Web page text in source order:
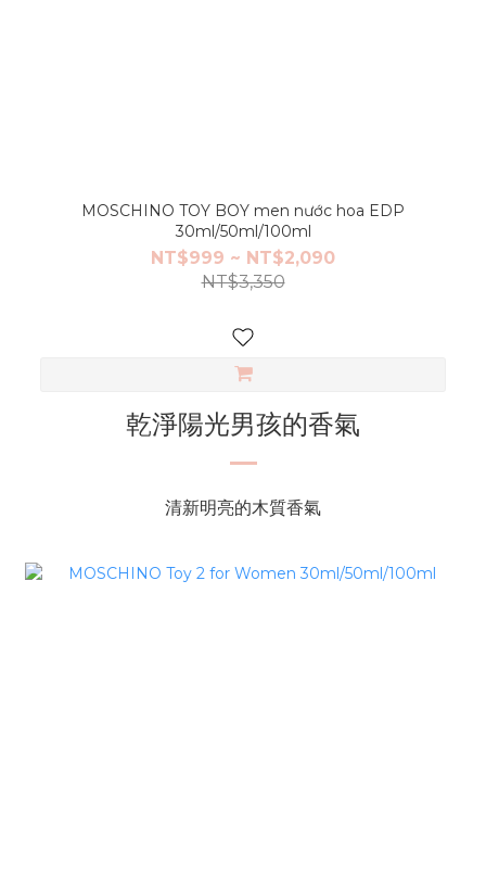
MOSCHINO TOY BOY men nước hoa EDP
30ml/50ml/100ml
NT$999 ~ NT$2,090
NT$3,350
乾淨陽光男孩的香氣
清新明亮的木質香氣